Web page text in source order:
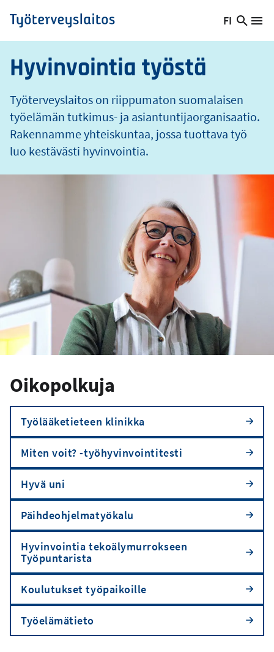
Hyppää
pääsisältöön
Työterveyslaitos
Vaihda
kieltä,
FI
Hae
o
s
Hyvinvointia työstä
Työterveyslaitos on riippumaton suomalaisen
työelämän tutkimus- ja asiantuntijaorganisaatio.
Rakennamme yhteiskuntaa, jossa tuottava työ
luo kestävästi hyvinvointia.
Oikopolkuja
Työlääketieteen klinikka
Miten voit? -työhyvinvointitesti
Hyvä uni
Päihdeohjelmatyökalu
Hyvinvointia tekoälymurrokseen
Työpuntarista
Koulutukset työpaikoille
Työelämätieto